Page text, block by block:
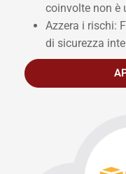
coinvolte non è
Azzera i rischi:
di sicurezza